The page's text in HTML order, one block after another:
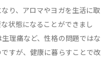
り、アロマやヨガを生活に取
状態になることができまし
理痛など、性格の問題ではな
すが、健康に暮らすことで改